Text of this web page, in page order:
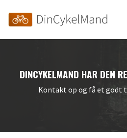
main
content
DINCYKELMAND HAR DEN
Kontakt op og få et godt